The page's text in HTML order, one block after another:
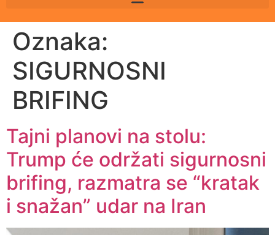
Oznaka:
SIGURNOSNI
BRIFING
Tajni planovi na stolu:
Trump će održati sigurnosni
brifing, razmatra se “kratak
i snažan” udar na Iran